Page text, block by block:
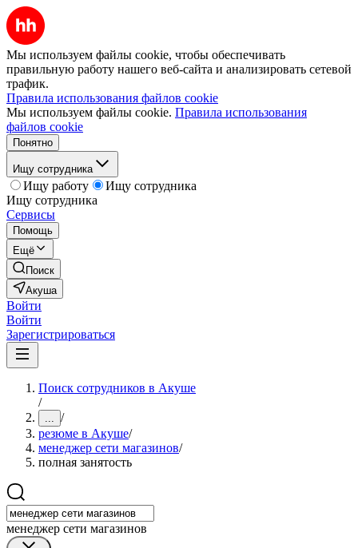
Мы используем файлы cookie, чтобы обеспечивать
правильную работу нашего веб-сайта и анализировать сетевой
трафик.
Правила использования файлов cookie
Мы используем файлы cookie. Правила использования
файлов cookie
Понятно
Ищу сотрудника
Ищу работу
Ищу сотрудника
Ищу сотрудника
Сервисы
Помощь
Ещё
Поиск
Акуша
Войти
Войти
Зарегистрироваться
Поиск сотрудников в Акуше
/
... /
резюме в Акуше/
менеджер сети магазинов/
полная занятость
менеджер сети магазинов